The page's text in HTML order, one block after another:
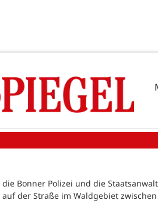
Bonner Polizei und die
der Straße im Waldgebiet